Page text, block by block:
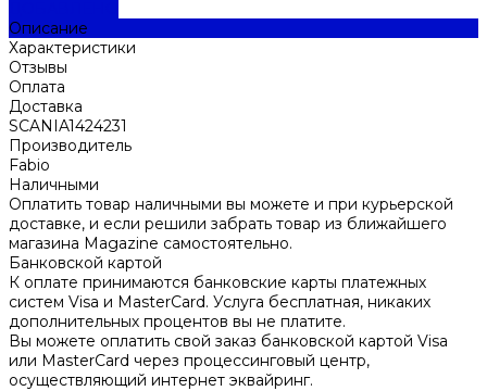
Описание
Характеристики
Отзывы
Оплата
Доставка
SCANIA1424231
Производитель
Fabio
Наличными
Оплатить товар наличными вы можете и при курьерской
доставке, и если решили забрать товар из ближайшего
магазина Magazine самоcтоятельно.
Банковской картой
К оплате принимаются банковские карты платежных
систем Visa и MasterCard. Услуга бесплатная, никаких
дополнительных процентов вы не платите.
Вы можете оплатить свой заказ банковской картой Visa
или MasterCard через процессинговый центр,
осуществляющий интернет эквайринг.